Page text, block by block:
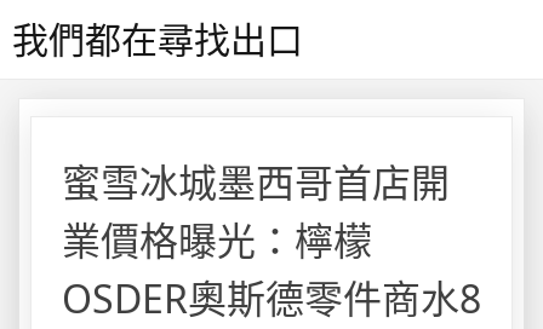
to我們都在尋找出口
蜜雪冰城墨西哥首店開
業價格曝光：檸檬
OSDER奧斯德零件商水8